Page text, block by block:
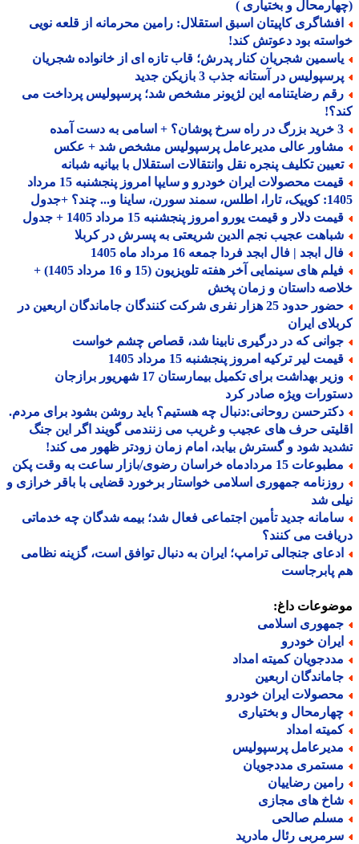
و بختیاری )
کاپیتان اسبق استقلال: رامین محرمانه از قلعه نویی
بود دعوتش کند!
شجریان کنار پدرش؛ قاب تازه ای از خانواده شجریان
در آستانه جذب 3 بازیکن جدید
رضایتنامه این لژیونر مشخص شد؛ پرسپولیس پرداخت می
عالی مدیرعامل پرسپولیس مشخص شد + عکس
تکلیف پنجره نقل وانتقالات استقلال با بیانیه شبانه
قیمت محصولات ایران خودرو و سایپا امروز پنجشنبه 15 مرداد
ساینا و... چند؟ +جدول
دلار و قیمت یورو امروز پنجشنبه 15 مرداد 1405 + جدول
عجیب نجم الدین شریعتی به پسرش در کربلا
ابجد | فال ابجد فردا جمعه 16 مرداد ماه 1405
فیلم های سینمایی آخر هفته تلویزیون (15 و 16 مرداد 1405) +
داستان و زمان پخش
حضور حدود 25 هزار نفری شرکت کنندگان جاماندگان اربعین در
ایران
که در درگیری نابینا شد، قصاص چشم خواست
لیر ترکیه امروز پنجشنبه 15 مرداد 1405
وزیر بهداشت برای تکمیل بیمارستان 17 شهریور برازجان
ویژه صادر کرد
روحانی:دنبال چه هستیم؟ باید روشن بشود برای مردم.
حرف های عجیب و غریب می زنندمی گویند اگر این جنگ
شود و گسترش بیابد، امام زمان زودتر ظهور می کند!
15 مردادماه خراسان رضوی/بازار ساعت به وقت پکن
جمهوری اسلامی خواستار برخورد قضایی با باقر خرازی و
شد
جدید تأمین اجتماعی فعال شد؛ بیمه شدگان چه خدماتی
می کنند؟
جنجالی ترامپ؛ ایران به دنبال توافق است، گزینه نظامی
پابرجاست
داغ:
اسلامی
خودرو
کمیته امداد
اربعین
ایران خودرو
و بختیاری
امداد
پرسپولیس
مددجویان
رضاییان
های مجازی
صالحی
رئال مادرید